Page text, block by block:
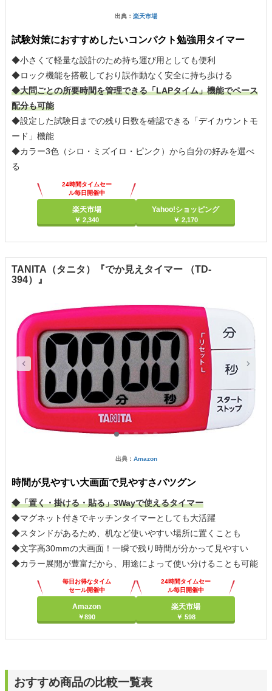
出典： 楽天市場
試験対策におすすめしたいコンパクト勉強用タイマー
◆小さくて軽量な設計のため持ち運び用としても便利
◆ロック機能を搭載しており誤作動なく安全に持ち歩ける
◆大問ごとの所要時間を管理できる「LAPタイム」機能でペース
配分も可能
◆設定した試験日までの残り日数を確認できる「デイカウントモ
ード」機能
◆カラー3色（シロ・ミズイロ・ピンク）から自分の好みを選べ
る
24時間タイムセー
ル毎日開催中
楽天市場
￥ 2,340
Yahoo!ショッピング
￥ 2,170
TANITA（タニタ）『でか見えタイマー （TD-
394）』
出典： Amazon
時間が見やすい大画面で見やすさバツグン
◆「置く・掛ける・貼る」3Wayで使えるタイマー
◆マグネット付きでキッチンタイマーとしても大活躍
◆スタンドがあるため、机など使いやすい場所に置くことも
◆文字高30mmの大画面！一瞬で残り時間が分かって見やすい
◆カラー展開が豊富だから、用途によって使い分けることも可能
毎日お得なタイム
セール開催中
Amazon
￥890
24時間タイムセー
ル毎日開催中
楽天市場
￥ 598
おすすめ商品の比較一覧表